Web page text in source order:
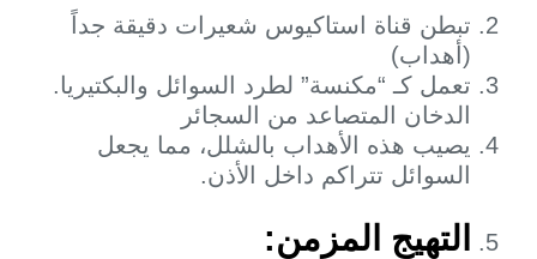
تبطن قناة استاكيوس شعيرات دقيقة جداً
(أهداب)
تعمل كـ “مكنسة” لطرد السوائل والبكتيريا.
الدخان المتصاعد من السجائر
يصيب هذه الأهداب بالشلل، مما يجعل
السوائل تتراكم داخل الأذن.
التهيج المزمن: